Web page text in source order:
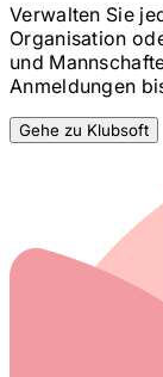
Verwalten Sie
Organisation
und
Anmeldungen
Gehe zu Klubsoft